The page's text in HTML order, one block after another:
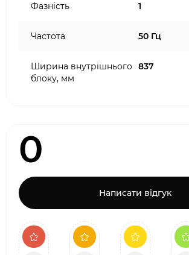
Фазність 1
Частота 50 Гц
Ширина внутрішнього
блоку, мм
837
0
Написати відгук